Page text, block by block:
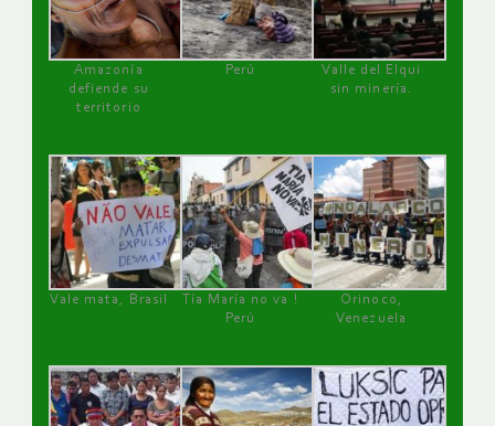
Amazonía
defiende su
territorio
Perú
Valle del Elqui
sin minería.
Vale mata, Brasil
Tía María no va !
Perú
Orinoco,
Venezuela